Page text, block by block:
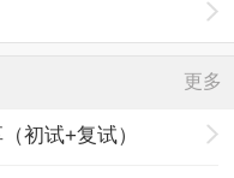
更多
初试+复试）